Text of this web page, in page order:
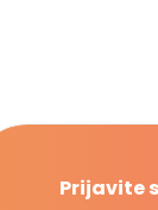
Prijavite